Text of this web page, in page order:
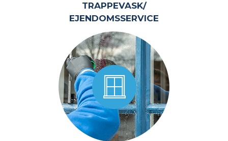
TRAPPEVASK/
EJENDOMSSERVICE